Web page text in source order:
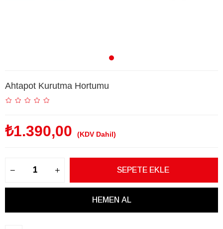
Ahtapot Kurutma Hortumu
₺1.390,00 (KDV Dahil)